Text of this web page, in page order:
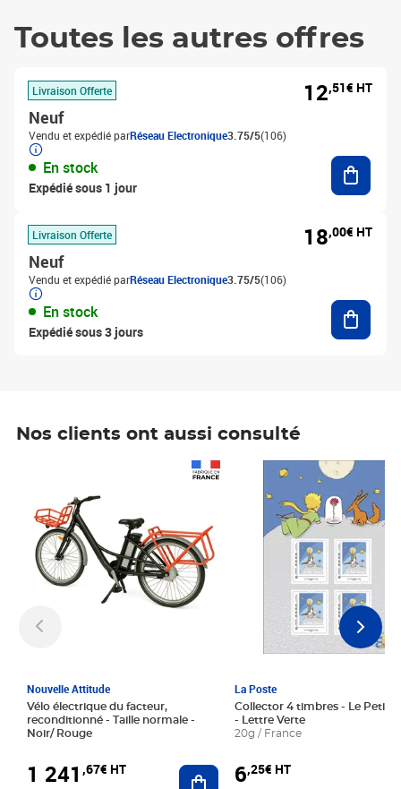
Toutes les autres offres
Livraison Offerte
Neuf
Vendu et expédié parRéseau Electronique3.75/5(106)
En stock
Expédié sous 1 jour
12,51€ HT
Livraison Offerte
Neuf
Vendu et expédié parRéseau Electronique3.75/5(106)
En stock
Expédié sous 3 jours
18,00€ HT
Nos clients ont aussi consulté
Nouvelle Attitude
Vélo électrique du facteur,
reconditionné - Taille normale -
Noir/ Rouge
1 241 ,67€ HT Ajouter au panier
La Poste
Collector 4 timbres - Le Petit
- Lettre Verte
20g / France
6,25€ HT
Prix 6,25€ HT